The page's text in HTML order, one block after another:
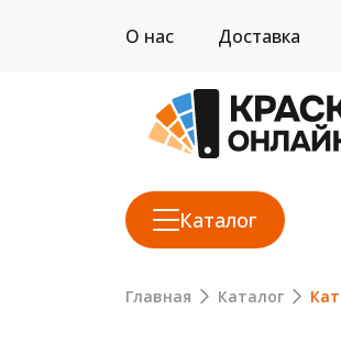
О нас Доставка
Каталог
Главная Каталог